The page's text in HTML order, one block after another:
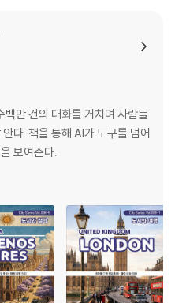
백만 건의 대화를 거치며 사람들
다. 책을 통해 AI가 도구를 넘어
보여준다.